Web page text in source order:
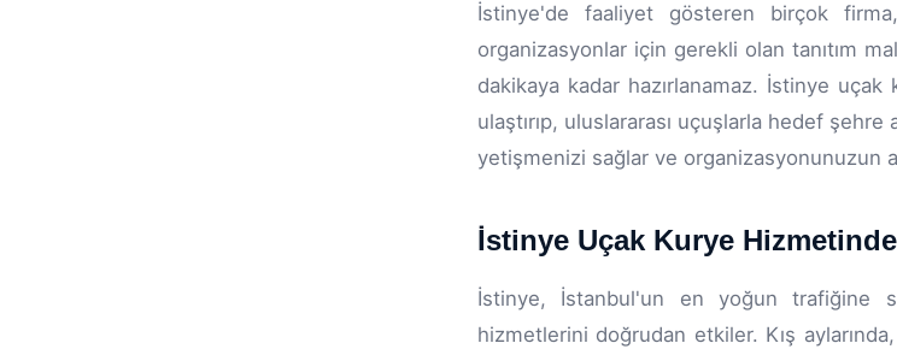
İstinye'de faaliyet gösteren birçok
organizasyonlar için gerekli olan tanıtım
dakikaya kadar hazırlanamaz. İstinye
ulaştırıp, uluslararası uçuşlarla hedef
yetişmenizi sağlar ve organizasyonunuzun
İstinye Uçak Kurye
İstinye, İstanbul'un en yoğun trafiğine
hizmetlerini doğrudan etkiler. Kış